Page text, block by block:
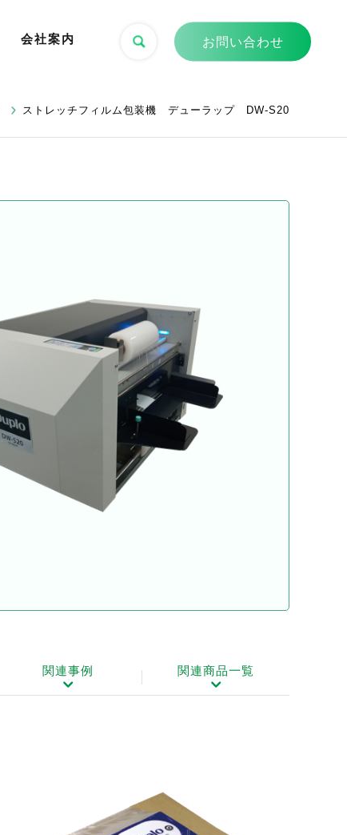
会社案内 お問い合わせ
ストレッチフィルム包装機 デューラップ DW-S20
関連事例 関連商品一覧